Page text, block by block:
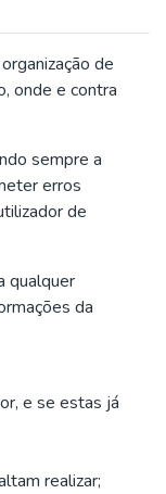
de
onde e contra
sempre a
erros
de
qualquer
da
e se estas já
realizar;